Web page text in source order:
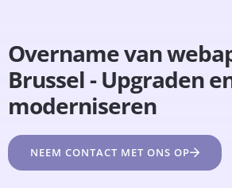
Overname van
Brussel - Upgraden
moderniseren
NEEM CONTACT MET ONS OP